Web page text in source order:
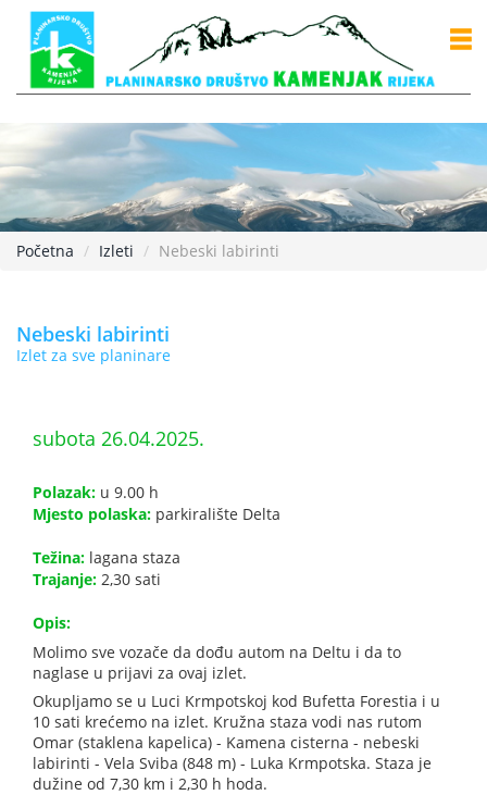
Početna Izleti Nebeski labirinti
Nebeski labirinti
Izlet za sve planinare
subota 26.04.2025.
Polazak: u 9.00 h
Mjesto polaska: parkiralište Delta
Težina: lagana staza
Trajanje: 2,30 sati
Opis:
Molimo sve vozače da dođu autom na Deltu i da to
naglase u prijavi za ovaj izlet.
Okupljamo se u Luci Krmpotskoj kod Bufetta Forestia i u
10 sati krećemo na izlet. Kružna staza vodi nas rutom
Omar (staklena kapelica) - Kamena cisterna - nebeski
labirinti - Vela Sviba (848 m) - Luka Krmpotska. Staza je
dužine od 7,30 km i 2,30 h hoda.